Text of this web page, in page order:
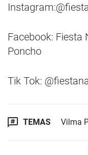
Facebook: Fiesta
Poncho
Tik Tok:
TEMAS Vilma